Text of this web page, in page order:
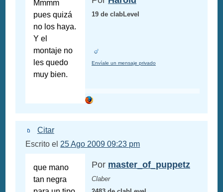
Mmmm
pues quizá
no los haya.
Y el
montaje no
les quedo
muy bien.
19 de clabLevel
Envíale un mensaje privado
Citar
Escrito el 25 Ago 2009 09:23 pm
que mano
tan negra
Por master_of_puppetz
Claber